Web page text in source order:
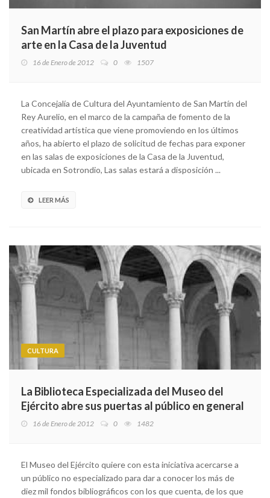
San Martín abre el plazo para exposiciones de
arte en la Casa de la Juventud
16 de Enero de 2012 0 1507
La Concejalía de Cultura del Ayuntamiento de San Martín del
Rey Aurelio, en el marco de la campaña de fomento de la
creatividad artística que viene promoviendo en los últimos
años, ha abierto el plazo de solicitud de fechas para exponer
en las salas de exposiciones de la Casa de la Juventud,
ubicada en Sotrondio, Las salas estará a disposición ...
LEER MÁS
CULTURA
La Biblioteca Especializada del Museo del
Ejército abre sus puertas al público en general
16 de Enero de 2012 0 1482
El Museo del Ejército quiere con esta iniciativa acercarse a
un público no especializado para dar a conocer los más de
diez mil fondos bibliográficos con los que cuenta, de los que